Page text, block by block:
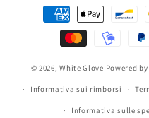
Metodi
pagamento
© 2026,White Glove Powered
Informativa sui rimborsi
Informativa sulle